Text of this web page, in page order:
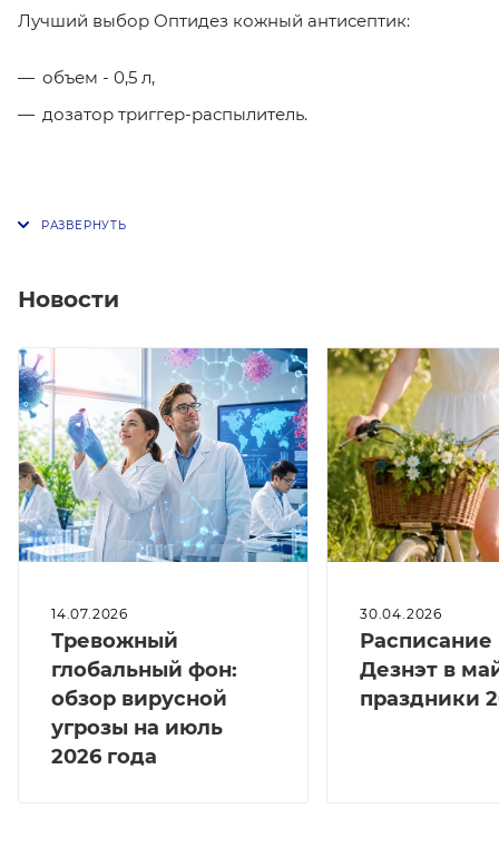
Лучший выбор Оптидез кожный антисептик:
объем - 0,5 л,
дозатор триггер-распылитель.
Новости
14.07.2026
Тревожный
глобальный фон:
обзор вирусной
угрозы на июль
2026 года
30.04.2026
Расписание
Дезнэт в
праздники